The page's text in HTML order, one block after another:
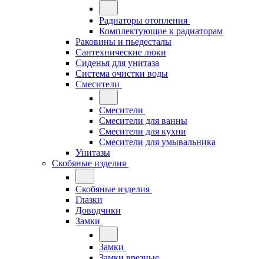
Радиаторы отопления
Комплектующие к радиаторам
Раковины и пьедесталы
Сантехнические люки
Сиденья для унитаза
Система очистки воды
Смесители
Смесители
Смесители для ванны
Смесители для кухни
Смесители для умывальника
Унитазы
Скобяные изделия
Скобяные изделия
Глазки
Доводчики
Замки
Замки